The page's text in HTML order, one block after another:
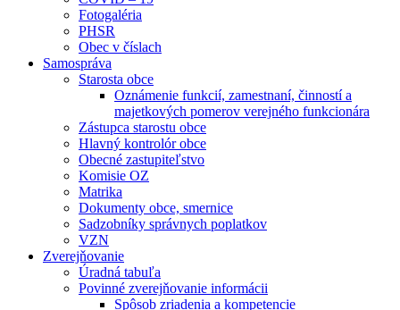
Fotogaléria
PHSR
Obec v číslach
Samospráva
Starosta obce
Oznámenie funkcií, zamestnaní, činností a
majetkových pomerov verejného funkcionára
Zástupca starostu obce
Hlavný kontrolór obce
Obecné zastupiteľstvo
Komisie OZ
Matrika
Dokumenty obce, smernice
Sadzobníky správnych poplatkov
VZN
Zverejňovanie
Úradná tabuľa
Povinné zverejňovanie informácii
Spôsob zriadenia a kompetencie